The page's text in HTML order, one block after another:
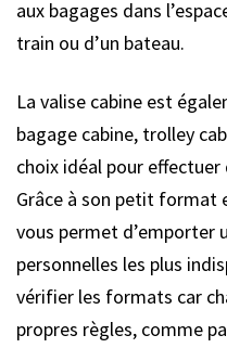
aux bagages dans
train ou d’un bateau.
La valise cabine est
bagage cabine, trolley
choix idéal pour
Grâce à son petit format
vous permet d’emporter
personnelles les plus
vérifier les formats car
propres règles, comme